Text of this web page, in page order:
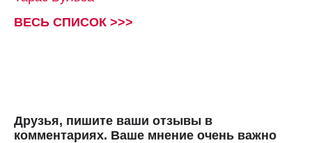
ВЕСЬ СПИСОК >>>
Друзья, пишите ваши отзывы в
комментариях. Ваше мнение очень важно